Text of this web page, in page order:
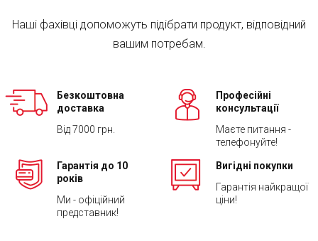
Наші фахівці допоможуть підібрати продукт, відповідний
вашим потребам.
Безкоштовна
доставка
Від 7000 грн.
Професійні
консультації
Маєте питання -
телефонуйте!
Гарантія до 10
років
Ми - офіційний
представник!
Вигідні покупки
Гарантія найкращої
ціни!